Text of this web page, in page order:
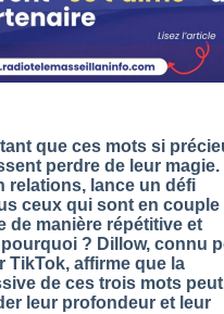
que ces mots si
perdre de leur
relations, lance un défi
ceux qui sont en couple
de manière répétitive et
? Dillow, connu
TikTok, affirme que la
de ces trois mots
leur profondeur et leur